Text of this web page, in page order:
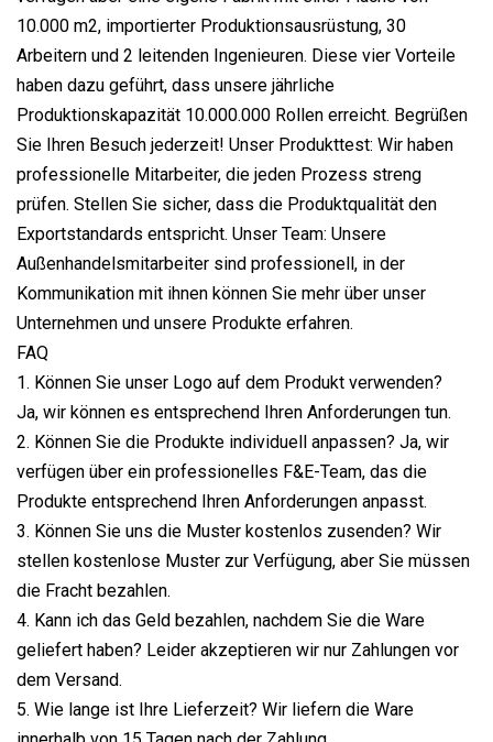
10.000 m2, importierter Produktionsausrüstung, 30
Arbeitern und 2 leitenden Ingenieuren. Diese vier Vorteile
haben dazu geführt, dass unsere jährliche
Produktionskapazität 10.000.000 Rollen erreicht. Begrüßen
Sie Ihren Besuch jederzeit! Unser Produkttest: Wir haben
professionelle Mitarbeiter, die jeden Prozess streng
prüfen. Stellen Sie sicher, dass die Produktqualität den
Exportstandards entspricht. Unser Team: Unsere
Außenhandelsmitarbeiter sind professionell, in der
Kommunikation mit ihnen können Sie mehr über unser
Unternehmen und unsere Produkte erfahren.
FAQ
1. Können Sie unser Logo auf dem Produkt verwenden?
Ja, wir können es entsprechend Ihren Anforderungen tun.
2. Können Sie die Produkte individuell anpassen? Ja, wir
verfügen über ein professionelles F&E-Team, das die
Produkte entsprechend Ihren Anforderungen anpasst.
3. Können Sie uns die Muster kostenlos zusenden? Wir
stellen kostenlose Muster zur Verfügung, aber Sie müssen
die Fracht bezahlen.
4. Kann ich das Geld bezahlen, nachdem Sie die Ware
geliefert haben? Leider akzeptieren wir nur Zahlungen vor
dem Versand.
5. Wie lange ist Ihre Lieferzeit? Wir liefern die Ware